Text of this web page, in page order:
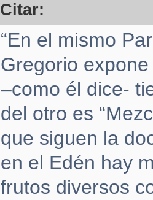
Citar:
“En el mismo
Gregorio
–como él dice-
del otro es
que siguen la
en el Edén hay
frutos diversos